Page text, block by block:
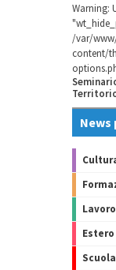
Warning:
/var/
content/
News
Lavoro
Estero
Scuola